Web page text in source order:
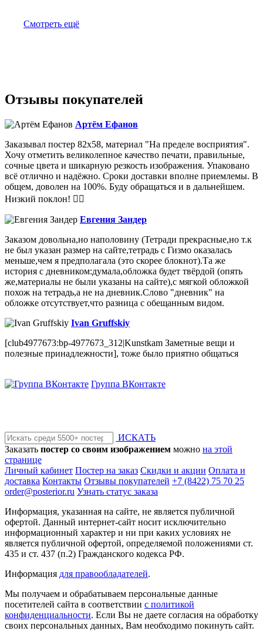
Смотреть ещё
Отзывы покупателей
Артём Ефанов
Заказывал постер 82х58, материал "На пределе восприятия".
Хочу отметить великолепное качество печати, правильные,
сочные цвета и шикарную резкость изображения. Упаковано
всё отлично и надёжно. Сроки доставки вполне приемлемы. В
общем, доволен на 100%. Буду обращаться и в дальнейшем.
Низкий поклон! 👍🏻
Евгения Зандер
Заказом довольна,но наполовину (Тетради прекрасные,но т.к
не был указан размер на сайте,тетрадь с Гизмо оказалась
меньше,чем я предполагала (это скорее блокнот).Та же
история с дневником:думала,обложка будет твёрдой (опять
же,материалы не были указаны на сайте),с мягкой обложкой
похож на тетрадь,а не на дневник.Слово "дневник" на
обложке отсутствует,что разница с обещанным видом.
Ivan Gruffskiy
[club4977673:bp-4977673_312|Kunstkam Заметные вещи и
полезные принадлежности], тоже было приятно общаться
Группа ВКонтакте
ИСКАТЬ
Заказать постер со своим изображением можно на этой
странице
Личный кабинет Постер на заказ Скидки и акции Оплата и
доставка Контакты Отзывы покупателей +7 (8422) 75 70 25
order@posterior.ru Узнать статус заказа
Информация, указанная на сайте, не является публичной
офертой. Данный интернет-сайт носит исключительно
информационный характер и ни при каких условиях не
является публичной офертой, определяемой положениями ст.
435 и ст. 437 (п.2) Гражданского кодекса РФ.
Информация для правообладателей.
Мы получаем и обрабатываем персональные данные
посетителей сайта в соответствии с политикой
конфиденциальности. Если Вы не даете согласия на обработку
своих персональных данных, Вам необходимо покинуть сайт.